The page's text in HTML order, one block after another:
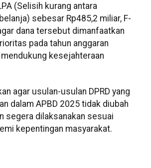
(Selisih kurang antara
sebesar Rp485,2 miliar, F-
dana tersebut dimanfaatkan
pada tahun anggaran
kesejahteraan
agar usulan-usulan DPRD yang
dalam APBD 2025 tidak diubah
segera dilaksanakan sesuai
kepentingan masyarakat.